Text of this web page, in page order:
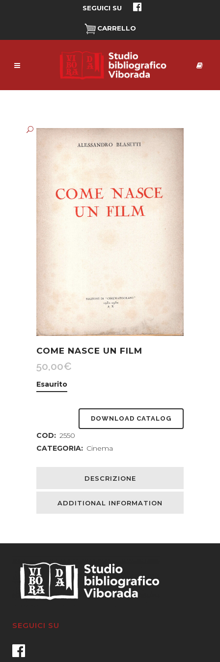
SEGUICI SU
CARRELLO
COME NASCE UN FILM
50,00€
Esaurito
DOWNLOAD CATALOG
COD: 2550
CATEGORIA: Cinema
DESCRIZIONE
ADDITIONAL INFORMATION
SEGUICI SU